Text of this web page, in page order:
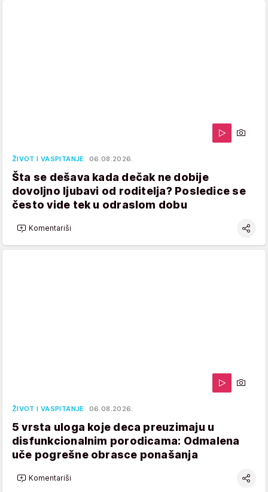
ŽIVOT I VASPITANJE 06.08.2026.
Šta se dešava kada dečak ne dobije
dovoljno ljubavi od roditelja? Posledice se
često vide tek u odraslom dobu
Komentariši
ŽIVOT I VASPITANJE 06.08.2026.
5 vrsta uloga koje deca preuzimaju u
disfunkcionalnim porodicama: Odmalena
uče pogrešne obrasce ponašanja
Komentariši